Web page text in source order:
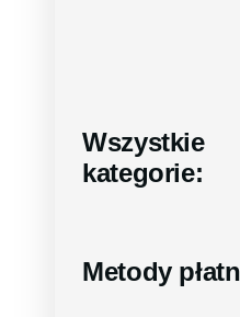
Wszystkie
kategorie:
Metody